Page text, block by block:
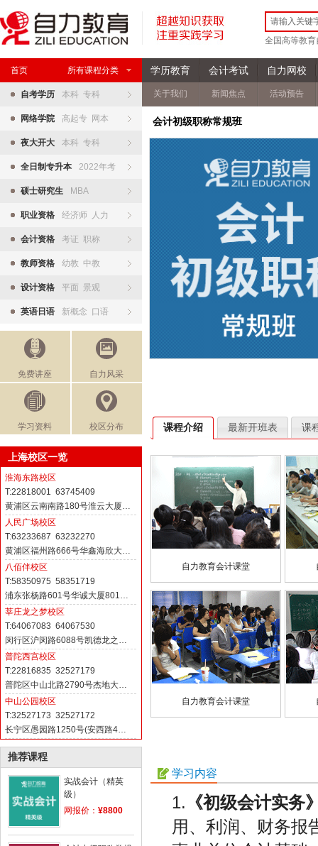
全国高等教
首页 所有课程分类 学历教育 会计考试 自力网校
自考学历 本科 专科
网络学院 高起专 网本
夜大开大 本科 专科
全日制专升本 2022年考
硕士研究生 MBA
职业资格 经济师 人力
会计资格 考证 职称
教师资格 幼教 中教
设计资格 平面 景观
英语日语 新概念 口语
免费讲座 自力风采
学习资料 校区分布
上海校区一览
淮海东路校区
T:22818001 63745409
黄浦区云南南路180号淮云大厦…
人民广场校区
T:63233687 63232270
黄浦区福州路666号华鑫海欣大…
八佰伴校区
T:58350975 58351719
浦东张杨路601号华诚大厦801…
莘庄龙之梦校区
T:64067083 64067530
闵行区沪闵路6088号凯德龙之…
普陀西宫校区
T:22816835 32527179
普陀区中山北路2790号杰地大…
中山公园校区
T:32527173 32527172
长宁区愚园路1250号(安西路4…
推荐课程
实战会计（精英
级）
网报价： ¥8800
关于我们 新闻焦点 活动预告
会计初级职称常规班
课程介绍 最新开班表 课
自力教育会计课堂
自力教育会计课堂
学习内容
1. 《初级会计实务
用、利润、财务报